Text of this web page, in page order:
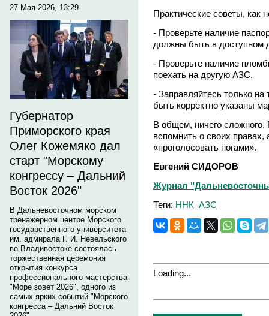
27 Мая 2026, 13:29
Губернатор
Приморского края
Олег Кожемяко дал
старт "Морскому
конгрессу – Дальний
Восток 2026"
В Дальневосточном морском
тренажерном центре Морского
государственного университета
им. адмирала Г. И. Невельского
во Владивостоке состоялась
торжественная церемония
открытия конкурса
профессионального мастерства
"Море зовет 2026", одного из
самых ярких событий "Морского
конгресса – Дальний Восток
Практические советы,
- Проверьте наличие
должны быть в доступном
- Проверьте наличие
поехать на другую АЗС.
- Заправляйтесь только
быть корректно указаны
В общем, ничего
вспомнить о своих
«проголосовать ногами».
Евгений СИДОРОВ
Журнал
Теги: ННК АЗС
Loading...